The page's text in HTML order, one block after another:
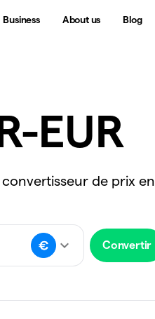
Business About us Blog
EUR
de prix en
Convertir